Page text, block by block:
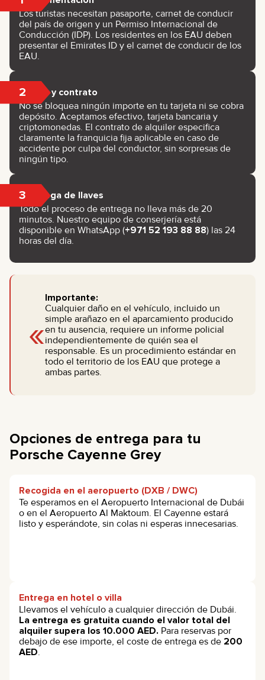
Los turistas necesitan pasaporte, carnet de conducir
del país de origen y un Permiso Internacional de
Conducción (IDP). Los residentes en los EAU deben
presentar el Emirates ID y el carnet de conducir de los
EAU.
2 Pago y contrato
No se bloquea ningún importe en tu tarjeta ni se cobra
depósito. Aceptamos efectivo, tarjeta bancaria y
criptomonedas. El contrato de alquiler especifica
claramente la franquicia fija aplicable en caso de
accidente por culpa del conductor, sin sorpresas de
ningún tipo.
3 Entrega de llaves
Todo el proceso de entrega no lleva más de 20
minutos. Nuestro equipo de conserjería está
disponible en WhatsApp (+971 52 193 88 88) las 24
horas del día.
«
Importante:
Cualquier daño en el vehículo, incluido un
simple arañazo en el aparcamiento producido
en tu ausencia, requiere un informe policial
independientemente de quién sea el
responsable. Es un procedimiento estándar en
todo el territorio de los EAU que protege a
ambas partes.
Opciones de entrega para tu
Porsche Cayenne Grey
Recogida en el aeropuerto (DXB / DWC)
Te esperamos en el Aeropuerto Internacional de Dubái
o en el Aeropuerto Al Maktoum. El Cayenne estará
listo y esperándote, sin colas ni esperas innecesarias.
Entrega en hotel o villa
Llevamos el vehículo a cualquier dirección de Dubái.
La entrega es gratuita cuando el valor total del
alquiler supera los 10.000 AED. Para reservas por
debajo de ese importe, el coste de entrega es de 200
AED.